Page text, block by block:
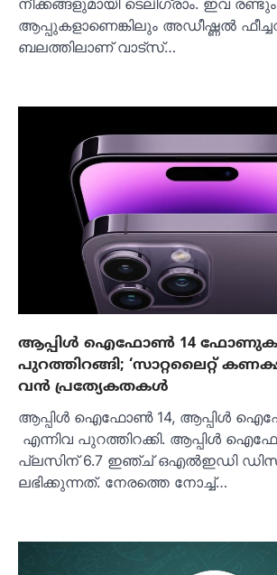
നീക്കങ്ങളുമായി ടെലിഗ്രാം. ഇവ
ആപ്പുകളാണെങ്കിലും അഡീഷ്ണൽ
ബലത്തിലാണ് വാട്‌സ്…
ആപ്പിള്‍ ഐഫോണ്‍ 14
പുറത്തിറങ്ങി; ‘സാറ്റലൈറ്റ്
വന്‍ പ്രത്യേകതകള്‍
ആപ്പിള്‍ ഐഫോണ്‍ 14, ആപ്പിള്‍
എന്നിവ പുറത്തിറക്കി. ആപ്പിൾ
പ്ലസിന് 6.7 ഇഞ്ച് ഒഎൽഇഡി
ലഭിക്കുന്നത്. നേരത്തെ നോച്ച്…